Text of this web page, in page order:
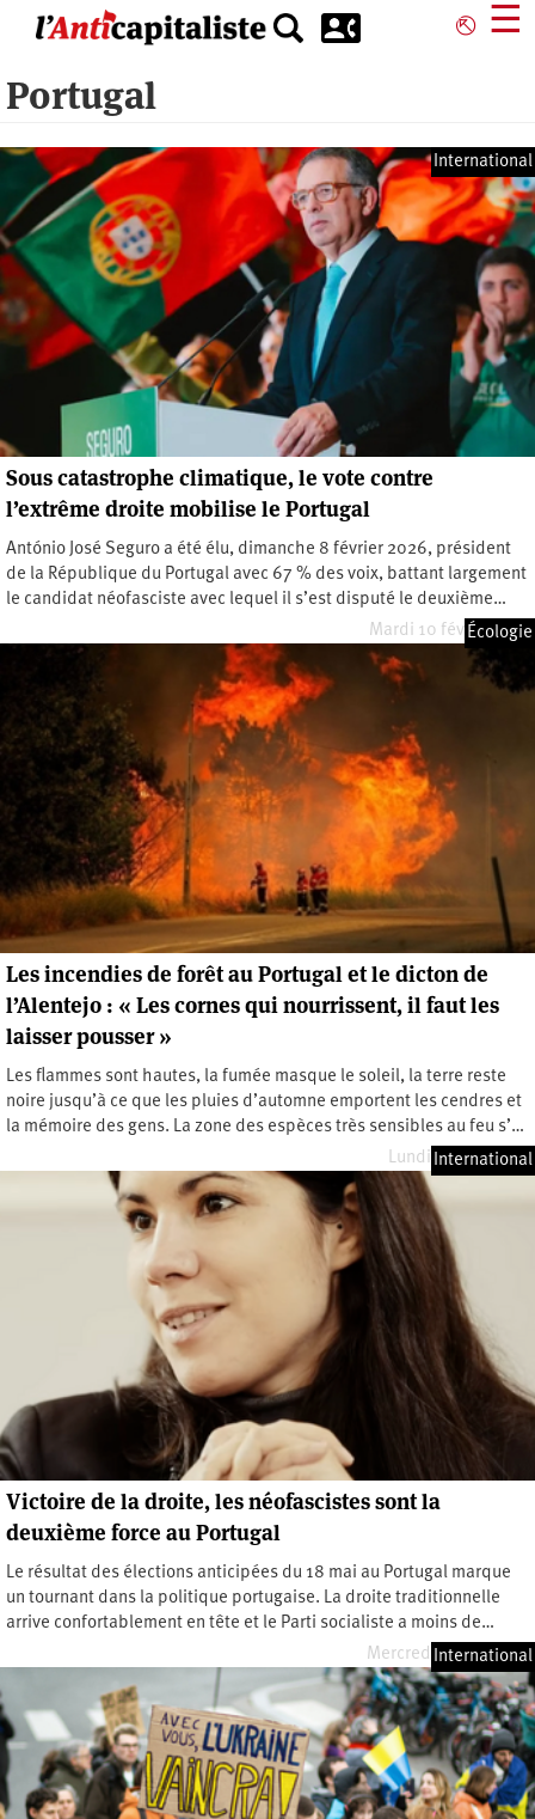
principal
⎋ ☰
Portugal
International
Sous catastrophe climatique, le vote contre
l’extrême droite mobilise le Portugal
António José Seguro a été élu, dimanche 8 février 2026, président
de la République du Portugal avec 67 % des voix, battant largement
le candidat néofasciste avec lequel il s’est disputé le deuxième…
Mardi 10 février 2026
Écologie
Les incendies de forêt au Portugal et le dicton de
l’Alentejo : « Les cornes qui nourrissent, il faut les
laisser pousser »
Les flammes sont hautes, la fumée masque le soleil, la terre reste
noire jusqu’à ce que les pluies d’automne emportent les cendres et
la mémoire des gens. La zone des espèces très sensibles au feu s’…
Lundi 18 août 2025
International
Victoire de la droite, les néofascistes sont la
deuxième force au Portugal
Le résultat des élections anticipées du 18 mai au Portugal marque
un tournant dans la politique portugaise. La droite traditionnelle
arrive confortablement en tête et le Parti socialiste a moins de…
Mercredi 28 mai 2025
International